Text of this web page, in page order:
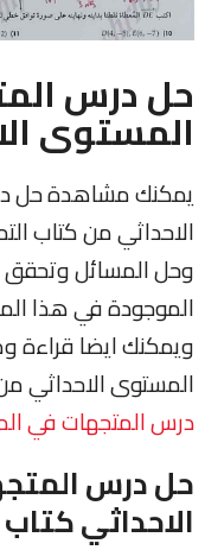
حل درس
المستوى
يمكنك مشاهدة حل
الاحداثي من كتاب
وحل المسائل
الموجودة في هذا
ويمكنك ايضا
المستوى الاحداثي
درس المتجهات في
حل درس
الاحداثي